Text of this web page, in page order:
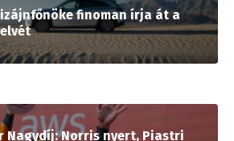
finoman írja át a
Nagydíj: Norris nyert, Piastri